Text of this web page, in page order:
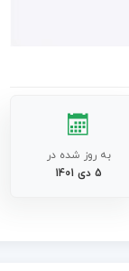
به روز شده در
5 دی 1401